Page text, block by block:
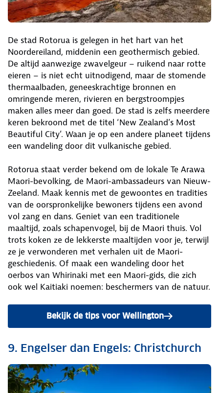
De stad Rotorua is gelegen in het hart van het
Noordereiland, middenin een geothermisch gebied.
De altijd aanwezige zwavelgeur – ruikend naar rotte
eieren – is niet echt uitnodigend, maar de stomende
thermaalbaden, geneeskrachtige bronnen en
omringende meren, rivieren en bergstroompjes
maken alles meer dan goed. De stad is zelfs meerdere
keren bekroond met de titel ‘New Zealand’s Most
Beautiful City’. Waan je op een andere planeet tijdens
een wandeling door dit vulkanische gebied.
Rotorua staat verder bekend om de lokale Te Arawa
Maori-bevolking, de Maori-ambassadeurs van Nieuw-
Zeeland. Maak kennis met de gewoontes en tradities
van de oorspronkelijke bewoners tijdens een avond
vol zang en dans. Geniet van een traditionele
maaltijd, zoals schapenvogel, bij de Maori thuis. Vol
trots koken ze de lekkerste maaltijden voor je, terwijl
ze je verwonderen met verhalen uit de Maori-
geschiedenis. Of maak een wandeling door het
oerbos van Whirinaki met een Maori-gids, die zich
ook wel Kaitiaki noemen: beschermers van de natuur.
Bekijk de tips voor Wellington
9. Engelser dan Engels: Christchurch